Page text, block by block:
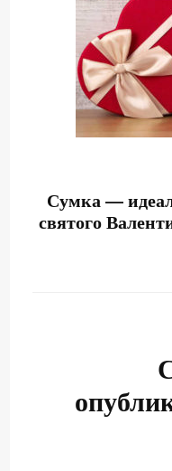
Сумка —
святого